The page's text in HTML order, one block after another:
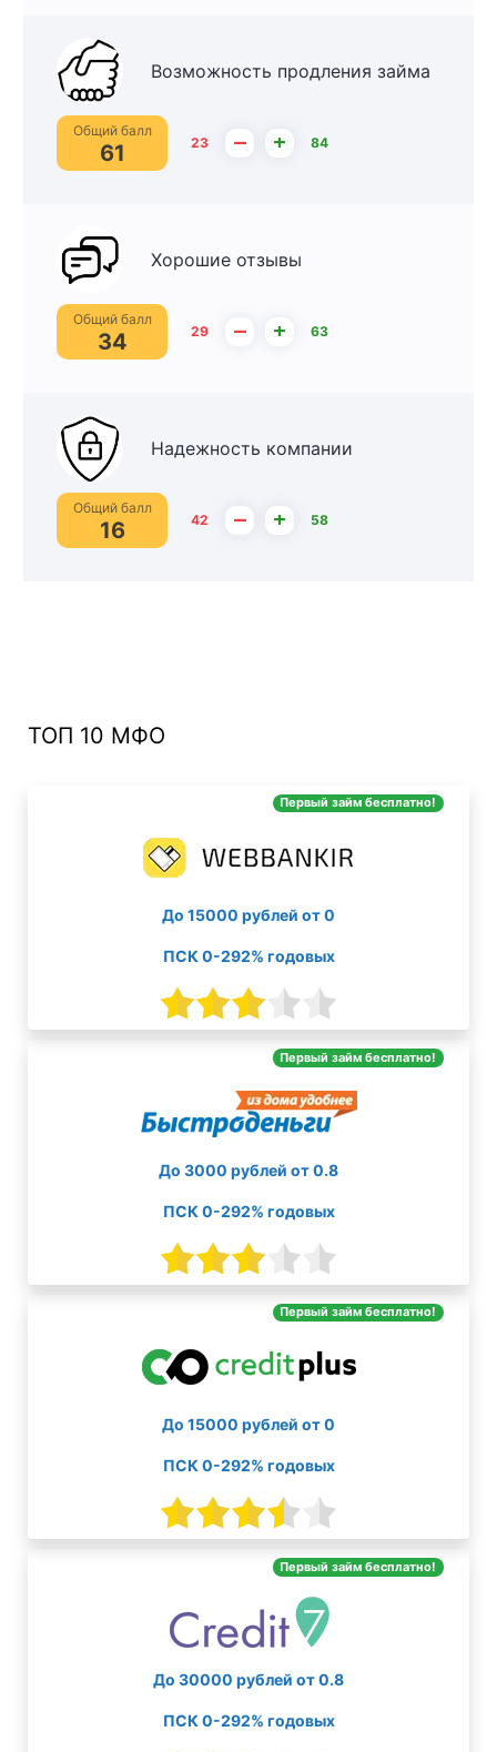
Возможность продления займа
Общий балл
61 23 – + 84
Хорошие отзывы
Общий балл
34 29 – + 63
Надежность компании
Общий балл
16 42 – + 58
ТОП 10 МФО
Первый займ бесплатно!
До 15000 рублей от 0
ПСК 0-292% годовых
Первый займ бесплатно!
До 3000 рублей от 0.8
ПСК 0-292% годовых
Первый займ бесплатно!
До 15000 рублей от 0
ПСК 0-292% годовых
Первый займ бесплатно!
До 30000 рублей от 0.8
ПСК 0-292% годовых